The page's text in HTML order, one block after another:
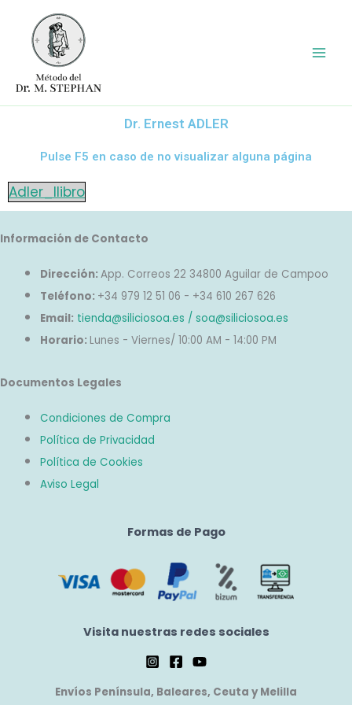
contenido
Dr. Ernest ADLER
Pulse F5 en caso de no visualizar alguna página
Adler_llibro
Información de Contacto
Dirección: App. Correos 22 34800 Aguilar de Campoo
Teléfono: +34 979 12 51 06 - +34 610 267 626
Email: tienda@siliciosoa.es / soa@siliciosoa.es
Horario: Lunes - Viernes/ 10:00 AM - 14:00 PM
Documentos Legales
Condiciones de Compra
Política de Privacidad
Política de Cookies
Aviso Legal
Formas de Pago
Visita nuestras redes sociales
Envíos Península, Baleares, Ceuta y Melilla